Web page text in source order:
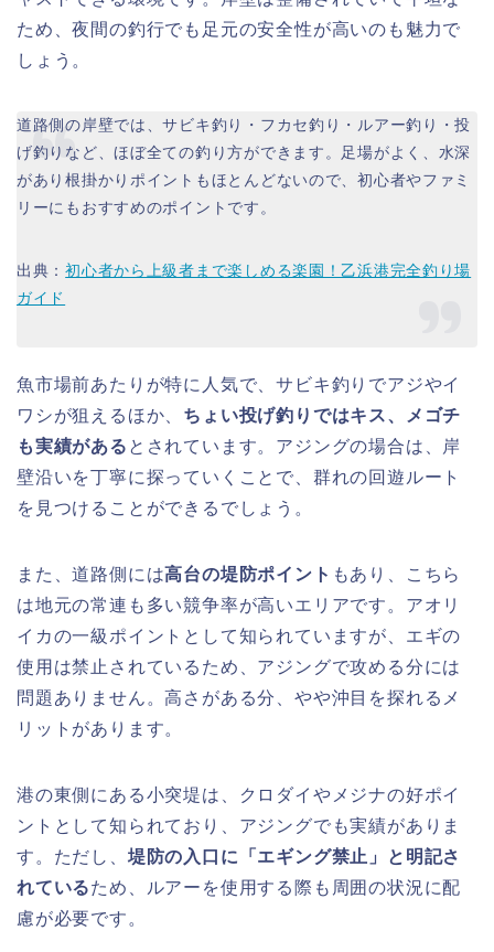
ため、夜間の釣行でも足元の安全性が高いのも魅力で
しょう。
道路側の岸壁では、サビキ釣り・フカセ釣り・ルアー釣り・投
げ釣りなど、ほぼ全ての釣り方ができます。足場がよく、水深
があり根掛かりポイントもほとんどないので、初心者やファミ
リーにもおすすめのポイントです。
出典：初心者から上級者まで楽しめる楽園！乙浜港完全釣り場
ガイド
魚市場前あたりが特に人気で、サビキ釣りでアジやイ
ワシが狙えるほか、 ちょい投げ釣りではキス、メゴチ
も実績がある とされています。アジングの場合は、岸
壁沿いを丁寧に探っていくことで、群れの回遊ルート
を見つけることができるでしょう。
また、道路側には高台の堤防ポイント もあり、こちら
は地元の常連も多い競争率が高いエリアです。アオリ
イカの一級ポイントとして知られていますが、エギの
使用は禁止されているため、アジングで攻める分には
問題ありません。高さがある分、やや沖目を探れるメ
リットがあります。
港の東側にある小突堤は、クロダイやメジナの好ポイ
ントとして知られており、アジングでも実績がありま
す。ただし、 堤防の入口に「エギング禁止」と明記さ
れているため、ルアーを使用する際も周囲の状況に配
慮が必要です。